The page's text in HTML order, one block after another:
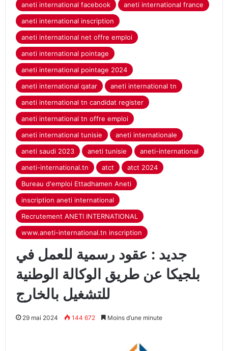
aneti international facebook
aneti international france
aneti international inscription
aneti international net offre emploi
aneti international pointage
aneti international pointage 2024
aneti international qatar
aneti international tn
aneti international tn candidat register
aneti international tn offre emploi
aneti international tunisie
aneti internationale
aneti saudi 2023
aneti tunisie
aneti-international
aneti-international.tn
atct
atct 2024
Bureau d'emploi Ettadhamen Aneti
inscription aneti international
Recrutement ANETI INTERNATIONAL
www.aneti-international.tn inscription
جديد : عقود رسمية للعمل في
بلجيكا عن طريق الوكالة الوطنية
للتشغيل بالخارج
29 mai 2024 144 672 Moins d’une minute